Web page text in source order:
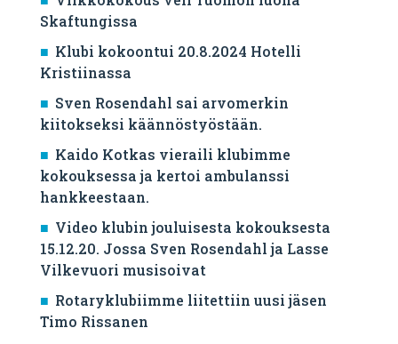
Skaftungissa
Klubi kokoontui 20.8.2024 Hotelli
Kristiinassa
Sven Rosendahl sai arvomerkin
kiitokseksi käännöstyöstään.
Kaido Kotkas vieraili klubimme
kokouksessa ja kertoi ambulanssi
hankkeestaan.
Video klubin jouluisesta kokouksesta
15.12.20. Jossa Sven Rosendahl ja Lasse
Vilkevuori musisoivat
Rotaryklubiimme liitettiin uusi jäsen
Timo Rissanen